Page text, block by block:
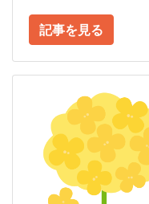
記事を見る